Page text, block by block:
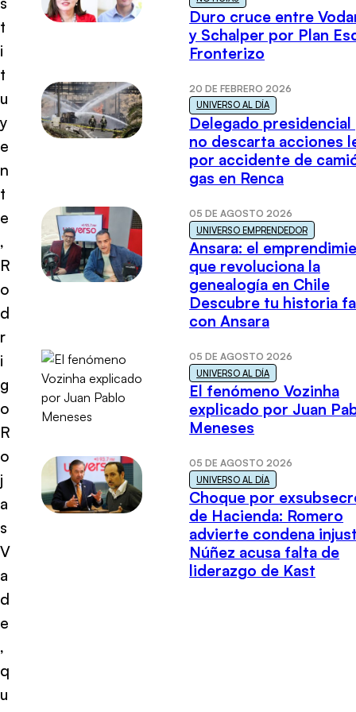
t
i
t
u
y
e
n
t
e
,
R
o
d
r
i
g
o
R
o
j
a
s
V
a
d
e
,
q
u
Duro cruce entre
y Schalper por Plan
Fronterizo
20 DE FEBRERO 2026
UNIVERSO AL DÍA
Delegado presidencial
no descarta acciones
por accidente de
gas en Renca
05 DE AGOSTO 2026
UNIVERSO EMPRENDEDOR
Ansara: el
que revoluciona la
genealogía en Chile
Descubre tu historia
con Ansara
05 DE AGOSTO 2026
UNIVERSO AL DÍA
El fenómeno Vozinha
explicado por Juan
Meneses
05 DE AGOSTO 2026
UNIVERSO AL DÍA
Choque por
de Hacienda: Romero
advierte condena
Núñez acusa falta de
liderazgo de Kast